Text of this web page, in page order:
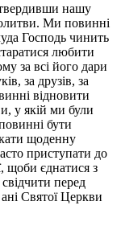
нашу
Ми повинні
Господь чинить
любити
за всі його дари
за друзів, за
відновити
у якій ми були
бути
щоденну
приступати до
щоби єднатися з
перед
Святої Церкви